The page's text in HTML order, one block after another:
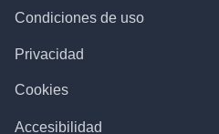
Condiciones de uso
Privacidad
Cookies
Accesibilidad